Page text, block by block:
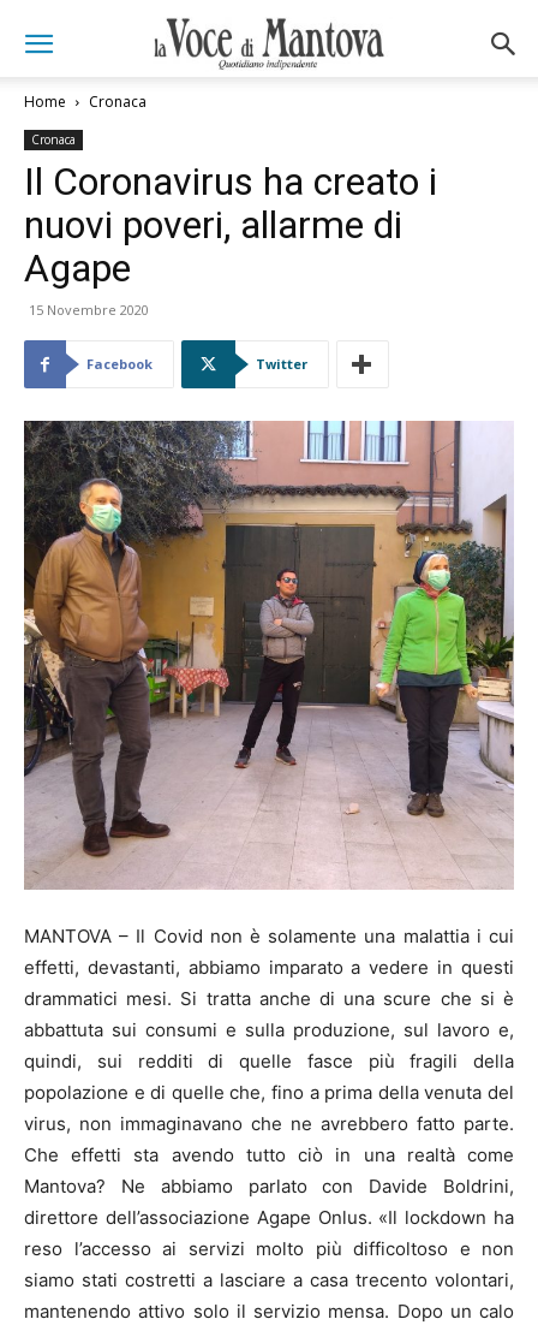
Home Cronaca
Cronaca
Il Coronavirus ha creato i
nuovi poveri, allarme di
Agape
15 Novembre 2020
Facebook Twitter
MANTOVA – Il Covid non è solamente una malattia i cui
effetti, devastanti, abbiamo imparato a vedere in questi
drammatici mesi. Si tratta anche di una scure che si è
abbattuta sui consumi e sulla produzione, sul lavoro e,
quindi, sui redditi di quelle fasce più fragili della
popolazione e di quelle che, fino a prima della venuta del
virus, non immaginavano che ne avrebbero fatto parte.
Che effetti sta avendo tutto ciò in una realtà come
Mantova? Ne abbiamo parlato con Davide Boldrini,
direttore dell’associazione Agape Onlus. «Il lockdown ha
reso l’accesso ai servizi molto più difficoltoso e non
siamo stati costretti a lasciare a casa trecento volontari,
mantenendo attivo solo il servizio mensa. Dopo un calo